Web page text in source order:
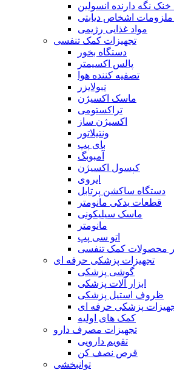
نگه دارنده انسولین
ملزومات اشخاص دیابتی
مواد غذایی رژیمی
تجهیزات کمک تنفسی
دستگاه بخور
پالس اکسیمتر
تصفیه کننده هوا
نبولایزر
ماسک اکسیژن
تراکستومی
اکسیژن ساز
ونتیلاتور
بای پپ
آمبوبگ
کپسول اکسیژن
ایروی
دستگاه ساکشن پرتابل
قطعات یدکی مانومتر
ماسک سیلیکونی
مانومتر
اتو سی پپ
محصولات کمک تنفسی
تجهیزات پزشکی حرفه ای
گوشی پزشکی
ابزار آلات پزشکی
ظروف استیل پزشکی
پزشکی حرفه ای
کمک های اولیه
تجهیزات مصرف دارو
تقویم دارویی
قرص نصف کن
توانبخشی